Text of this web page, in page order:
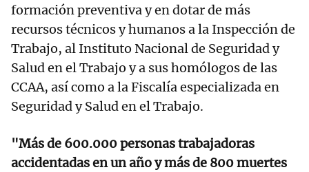
formación preventiva y en dotar de más
recursos técnicos y humanos a la Inspección de
Trabajo, al Instituto Nacional de Seguridad y
Salud en el Trabajo y a sus homólogos de las
CCAA, así como a la Fiscalía especializada en
Seguridad y Salud en el Trabajo.
"Más de 600.000 personas trabajadoras
accidentadas en un año y más de 800 muertes